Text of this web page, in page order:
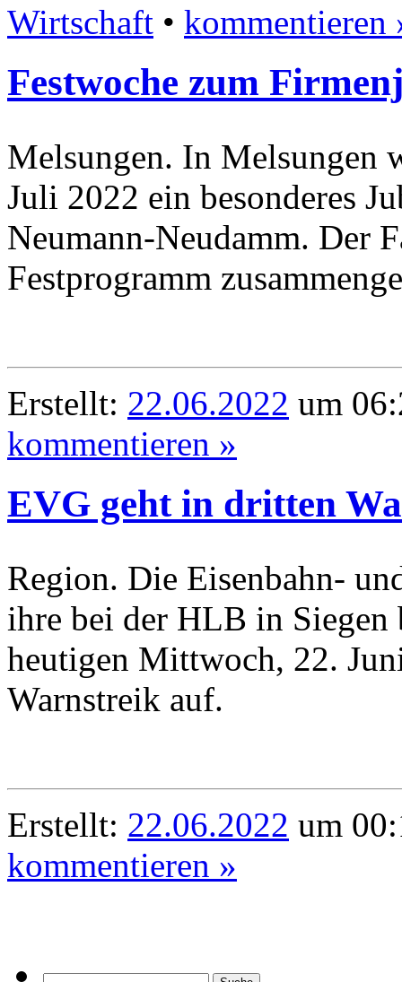
Wirtschaft • kommentieren
Festwoche zum
Melsungen. In Melsungen
Juli 2022 ein besonderes
Neumann-Neudamm. Der
Festprogramm
Erstellt: 22.06.2022 um
kommentieren »
EVG geht in dritten
Region. Die Eisenbahn-
ihre bei der HLB in
heutigen Mittwoch, 22.
Warnstreik auf.
Erstellt: 22.06.2022 um
kommentieren »